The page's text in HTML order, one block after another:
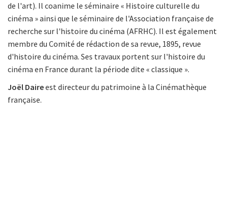
de l'art). Il coanime le séminaire « Histoire culturelle du
cinéma » ainsi que le séminaire de l'Association française de
recherche sur l'histoire du cinéma (AFRHC). Il est également
membre du Comité de rédaction de sa revue, 1895, revue
d'histoire du cinéma. Ses travaux portent sur l'histoire du
cinéma en France durant la période dite « classique ».
Joël Daireest directeur du patrimoine à la Cinémathèque
française.